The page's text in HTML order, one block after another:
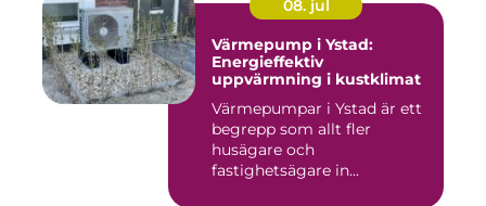
08. jul
Värmepump i Ystad:
Energieffektiv
uppvärmning i kustklimat
Värmepumpar i Ystad är ett
begrepp som allt fler
husägare och
fastighetsägare in...